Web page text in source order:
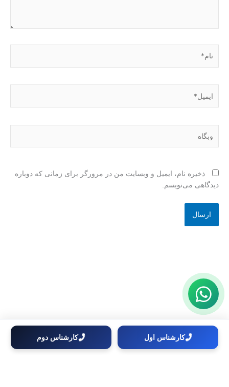
ذخیره نام، ایمیل و وبسایت من در مرورگر برای زمانی که دوباره
دیدگاهی می‌نویسم.
کارشناس اول کارشناس دوم